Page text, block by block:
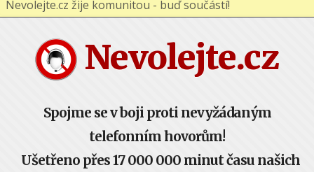
Nevolejte.cz
Spojme se v boji proti nevyžádaným
telefonním hovorům!
Ušetřeno přes 17 000 000 minut času našich
Nevolejte.cz žije komunitou - buď součástí!